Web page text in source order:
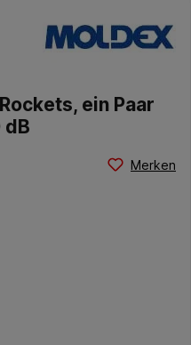
ein Paar
dB
Merken